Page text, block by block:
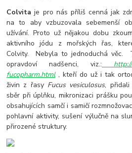
Colvita je pro nás příliš cenná jak
na to aby vzbuzovala sebemenší
užívání. Proto už nějakou dobu
aktivního jódu z mořských řas,
Colvity. Nebyla to jednoduchá věc.
opravdoví nadšenci, viz.: http://
fucopharm.html, kteří do už i tak
živin z řasy Fucus vesiculosus, přidali
sběr při úplňku, mikronizaci prášku
obsahujících samčí i samičí
pohlavní aktivity, sušení výlučně na
přirozené struktury.